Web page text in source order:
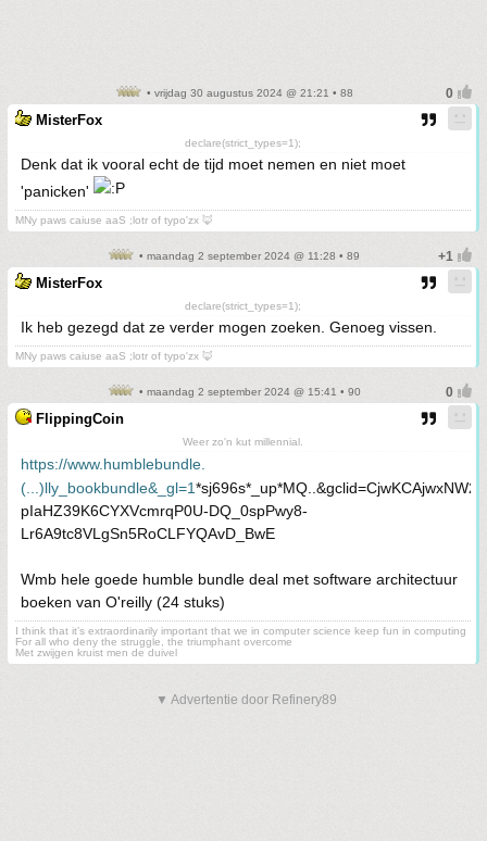
• vrijdag 30 augustus 2024 @ 21:21 • 88
MisterFox
declare(strict_types=1);
Denk dat ik vooral echt de tijd moet nemen en niet moet
'panicken'
MNy paws caiuse aaS ;lotr of typo'zx 🦊
• maandag 2 september 2024 @ 11:28 • 89
MisterFox
declare(strict_types=1);
Ik heb gezegd dat ze verder mogen zoeken. Genoeg vissen.
MNy paws caiuse aaS ;lotr of typo'zx 🦊
• maandag 2 september 2024 @ 15:41 • 90
FlippingCoin
Weer zo'n kut millennial.
https://www.humblebundle.
(...)lly_bookbundle&_gl=1
pIaHZ39K6CYXVcmrqP0U-DQ_0spPwy8-
Lr6A9tc8VLgSn5RoCLFYQAvD_BwE
Wmb hele goede humble bundle deal met software architectuur
boeken van O'reilly (24 stuks)
I think that it’s extraordinarily important that we in computer science keep fun in computing
For all who deny the struggle, the triumphant overcome
Met zwijgen kruist men de duivel
▼ Advertentie door Refinery89